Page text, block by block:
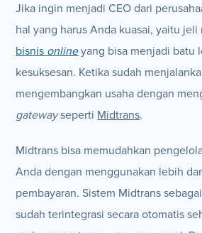
Jika ingin menjadi CEO dari
hal yang harus Anda kuasai, yaitu jeli
bisnis onlineyang bisa menjadi batu
kesuksesan. Ketika sudah
mengembangkan usaha dengan
gatewayseperti Midtrans.
Midtrans bisa memudahkan
Anda dengan menggunakan lebih
pembayaran. Sistem Midtrans sebagai
sudah terintegrasi secara otomatis